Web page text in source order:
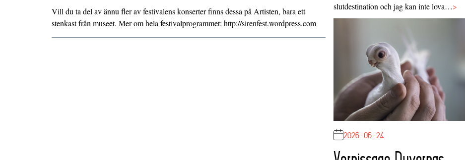
Vill du ta del av ännu fler av festivalens konserter finns dessa på Artisten, bara ett
stenkast från museet. Mer om hela festivalprogrammet: http://sirenfest.wordpress.com
slutdestination och jag kan inte lova…>
2026-06-24